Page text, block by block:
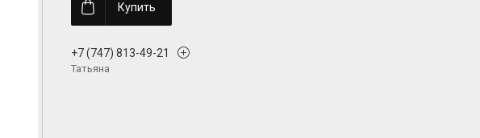
Купить
+7 (747) 813-49-21
Татьяна